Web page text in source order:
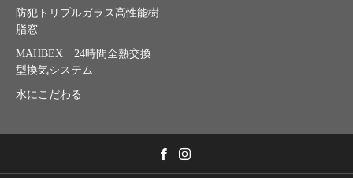
防犯トリプルガラス高性能樹
脂窓
MAHBEX 24時間全熱交換
型換気システム
水にこだわる